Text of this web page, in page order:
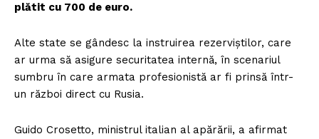
plătit cu 700 de euro.
Alte state se gândesc la instruirea rezerviștilor, care
ar urma să asigure securitatea internă, în scenariul
sumbru în care armata profesionistă ar fi prinsă într-
un război direct cu Rusia.
Guido Crosetto, ministrul italian al apărării, a afirmat